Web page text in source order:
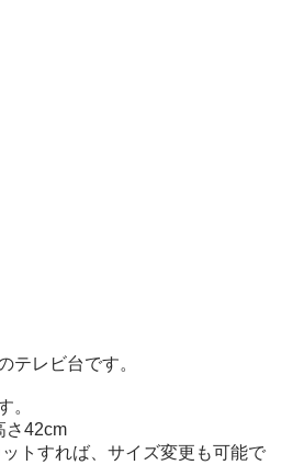
テレビ台です。
。
さ42cm
トすれば、サイズ変更も可能で